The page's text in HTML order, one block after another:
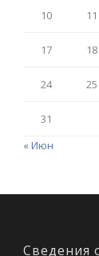
10 11
17 18
24 25
31
« Июн
Сведения